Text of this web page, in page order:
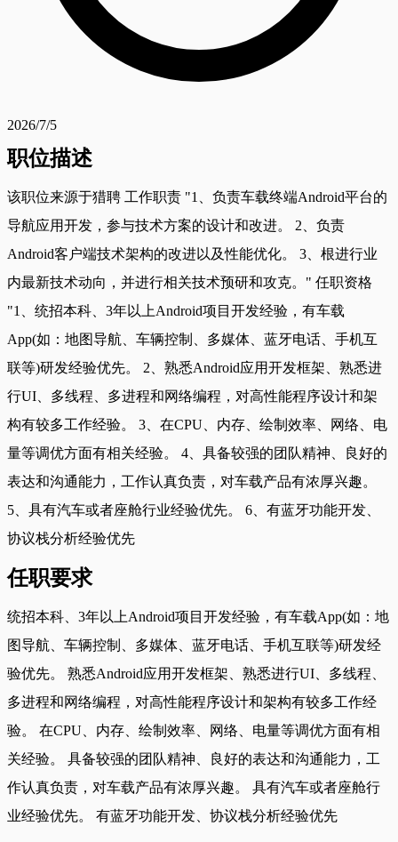
2026/7/5
职位描述
该职位来源于猎聘 工作职责 "1、负责车载终端Android平台的
导航应用开发，参与技术方案的设计和改进。 2、负责
Android客户端技术架构的改进以及性能优化。 3、根进行业
内最新技术动向，并进行相关技术预研和攻克。" 任职资格
"1、统招本科、3年以上Android项目开发经验，有车载
App(如：地图导航、车辆控制、多媒体、蓝牙电话、手机互
联等)研发经验优先。 2、熟悉Android应用开发框架、熟悉进
行UI、多线程、多进程和网络编程，对高性能程序设计和架
构有较多工作经验。 3、在CPU、内存、绘制效率、网络、电
量等调优方面有相关经验。 4、具备较强的团队精神、良好的
表达和沟通能力，工作认真负责，对车载产品有浓厚兴趣。
5、具有汽车或者座舱行业经验优先。 6、有蓝牙功能开发、
协议栈分析经验优先
任职要求
统招本科、3年以上Android项目开发经验，有车载App(如：地
图导航、车辆控制、多媒体、蓝牙电话、手机互联等)研发经
验优先。 熟悉Android应用开发框架、熟悉进行UI、多线程、
多进程和网络编程，对高性能程序设计和架构有较多工作经
验。 在CPU、内存、绘制效率、网络、电量等调优方面有相
关经验。 具备较强的团队精神、良好的表达和沟通能力，工
作认真负责，对车载产品有浓厚兴趣。 具有汽车或者座舱行
业经验优先。 有蓝牙功能开发、协议栈分析经验优先